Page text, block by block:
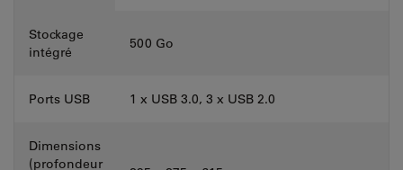
Stockage
intégré
500 Go
Ports USB 1 x USB 3.0, 3 x USB 2.0
Dimensions
(profondeur